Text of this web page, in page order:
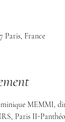
Paris, France
MEMMI,
Paris II-